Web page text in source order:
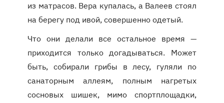
из матрасов. Вера купалась, а Валеев стоял
на берегу под ивой, совершенно одетый.
Что они делали все остальное время —
приходится только догадываться. Может
быть, собирали грибы в лесу, гуляли по
санаторным аллеям, полным нагретых
сосновых шишек, мимо спортплощадки,